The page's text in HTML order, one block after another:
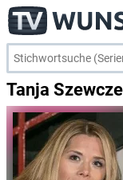
Tanja